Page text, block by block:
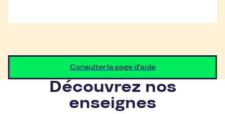
Consulter la page d'aide
Découvrez nos
enseignes